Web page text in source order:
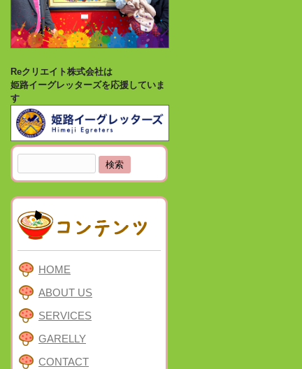
Reクリエイト株式会社は
姫路イーグレッターズを応援していま
す
索:
HOME
ABOUT US
SERVICES
GARELLY
CONTACT